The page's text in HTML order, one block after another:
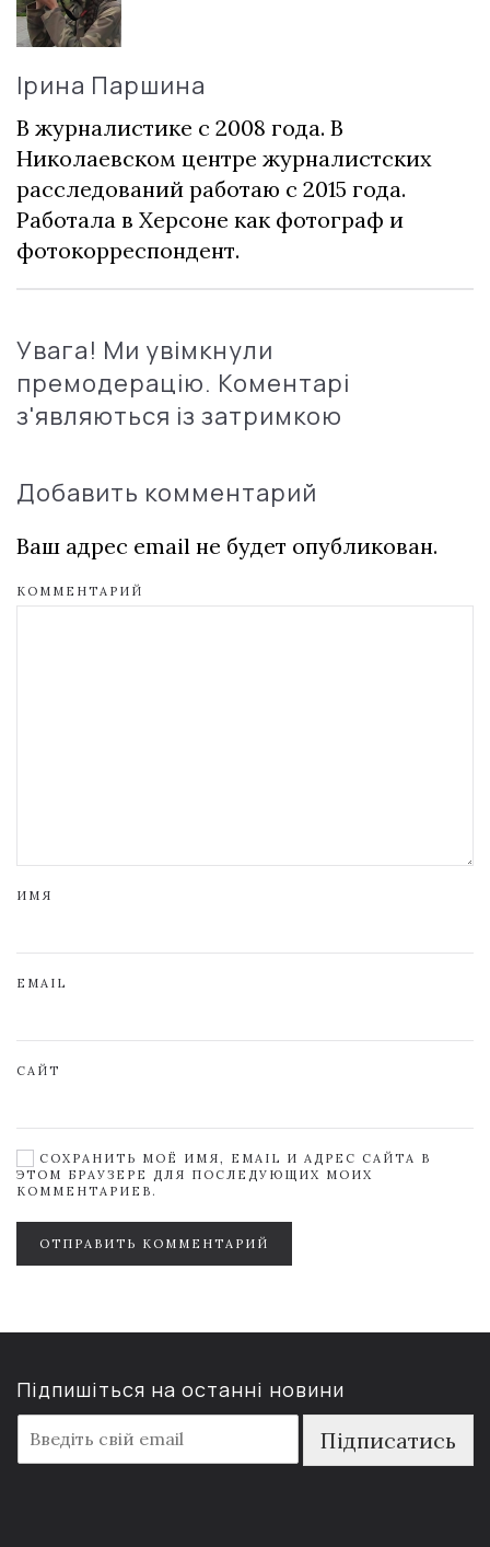
Ірина Паршина
В журналистике с 2008 года. В
Николаевском центре журналистских
расследований работаю с 2015 года.
Работала в Херсоне как фотограф и
фотокорреспондент.
Увага! Ми увімкнули
премодерацію. Коментарі
з'являються із затримкою
Добавить комментарий
Ваш адрес email не будет опубликован.
КОММЕНТАРИЙ
ИМЯ
EMAIL
САЙТ
СОХРАНИТЬ МОЁ ИМЯ, EMAIL И АДРЕС САЙТА В
ЭТОМ БРАУЗЕРЕ ДЛЯ ПОСЛЕДУЮЩИХ МОИХ
КОММЕНТАРИЕВ.
ОТПРАВИТЬ КОММЕНТАРИЙ
Підпишіться на останні новини
m
a
Підписатись